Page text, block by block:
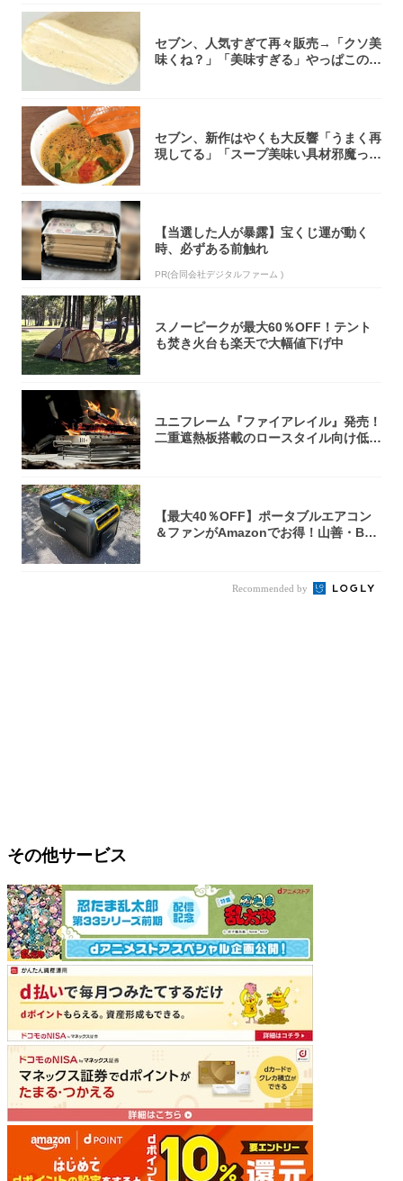
セブン、人気すぎて再々販売→「クソ美
味くね？」「美味すぎる」やっぱこのク
セブン、新作はやくも大反響「うまく再
現してる」「スープ美味い具材邪魔って
【当選した人が暴露】宝くじ運が動く
時、必ずある前触れ
PR(合同会社デジタルファーム )
スノーピークが最大60％OFF！テント
も焚き火台も楽天で大幅値下げ中
ユニフレーム『ファイアレイル』発売！
二重遮熱板搭載のロースタイル向け低型
【最大40％OFF】ポータブルエアコン
＆ファンがAmazonでお得！山善・Bo
Recommended by
その他サービス